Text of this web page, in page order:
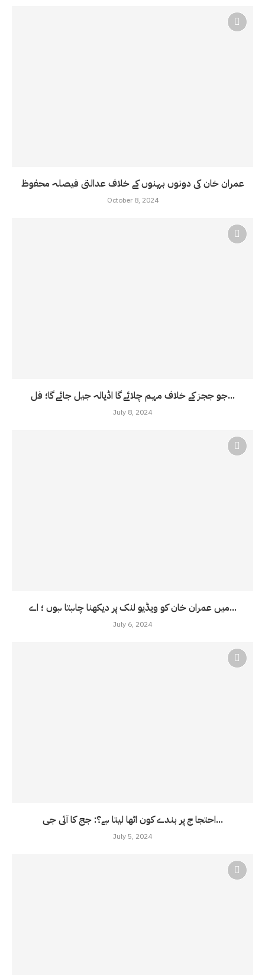
عمران خان کی دونوں بہنوں کے خلاف عدالتی فیصلہ محفوظ
October 8, 2024
جو ججز کے خلاف مہم چلائے گا اڈیالہ جیل جائے گا؛ فل...
July 8, 2024
میں عمران خان کو ویڈیو لنک پر دیکھنا چاہتا ہوں ؛ اے...
July 6, 2024
احتجا ج پر بندے کون اٹھا لیتا ہے؟: جج کا آئی جی...
July 5, 2024